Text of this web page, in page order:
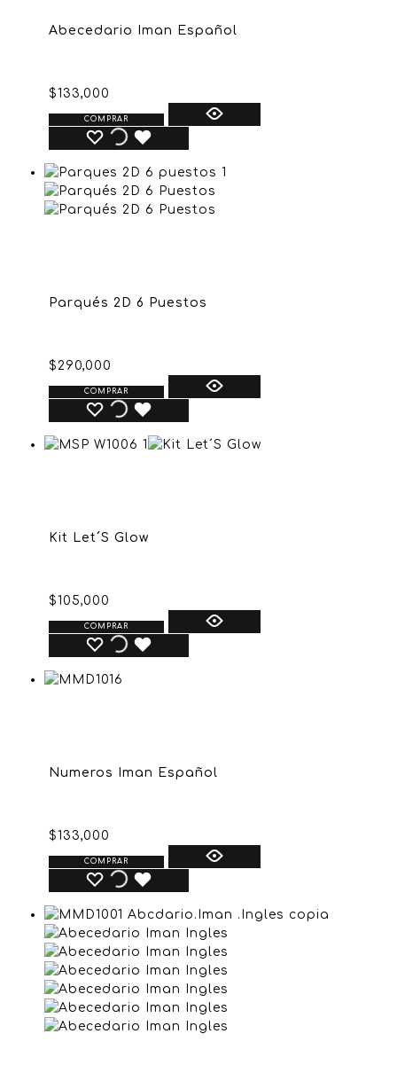
Abecedario Iman Español
$133,000
COMPRAR
Parqués 2D 6 Puestos
$ 290,000
COMPRAR
Kit Let´S Glow
$105,000
COMPRAR
Numeros Iman Español
$133,000
COMPRAR